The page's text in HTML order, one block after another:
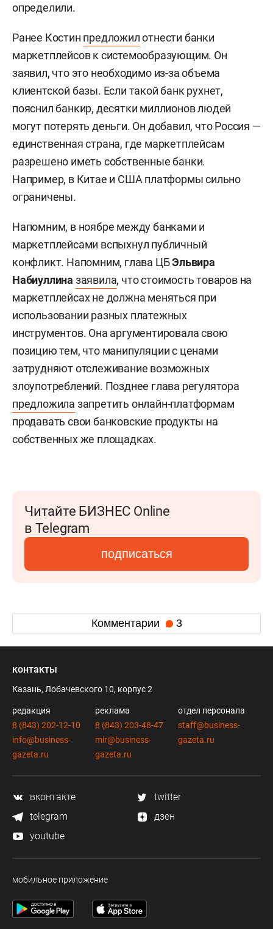
определили.
Ранее Костин предложилотнести банки
маркетплейсов к системообразующим. Он
заявил, что это необходимо из-за объема
клиентской базы. Если такой банк рухнет,
пояснил банкир, десятки миллионов людей
могут потерять деньги. Он добавил, что Россия —
единственная страна, где маркетплейсам
разрешено иметь собственные банки.
Например, в Китае и США платформы сильно
ограничены.
Напомним, в ноябре между банками и
маркетплейсами вспыхнул публичный
конфликт. Напомним, глава ЦБЭльвира
Набиуллина заявила, что стоимость товаров на
маркетплейсах не должна меняться при
использовании разных платежных
инструментов. Она аргументировала свою
позицию тем, что манипуляции с ценами
затрудняют отслеживание возможных
злоупотреблений. Позднее глава регулятора
предложила запретить онлайн-платформам
продавать свои банковские продукты на
собственных же площадках.
Читайте БИЗНЕС Online
в Telegram
подписаться
Комментарии 3
контакты
Казань, Лобачевского 10, корпус 2
редакция
8 (843) 202-12-10
info@business-
gazeta.ru
реклама
8 (843) 203-48-47
mir@business-
gazeta.ru
отдел персонала
staff@business-
gazeta.ru
вконтакте
twitter
telegram
дзен
youtube
мобильное приложение